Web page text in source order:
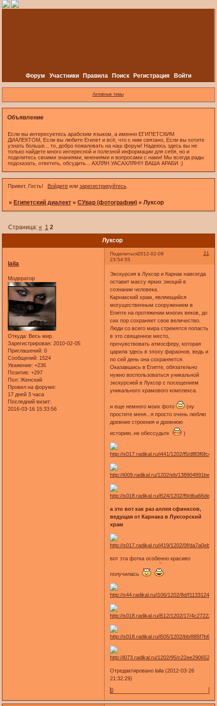
Форум Участники Правила Поиск Регистрация Войти
Активные темы
Объявление
Если вы интересуетесь арабским языком, а именно ЕГИПЕТСКИМ
ДИАЛЕКТОМ, Если вы любите Египет и всё, что с ним связано, Если вы хотите
узнать больше... то, добро пожаловать на наш форум! Надеюсь здесь вы не
только найдете много интересной и полезной информации для себя, но и
поделитесь своими знаниями, мнениями и вопросами с нами! Мы всегда рады
подсказать, ответить, обсудить... АХЛЯН УАСАХЛЯН!!! ВАША АРАБИ :)
Привет, Гость! Войдитеили зарегистрируйтесь.
» Египетский диалект » СУвар (фотографии) » Луксор
Луксор
Страница: « 1 2
Поделиться 21
2012-02-09
23:54:55
laila
Модератор
Откуда: Весь мир.
Зарегистрирован: 2010-02-05
Приглашений: 0
Сообщений: 1524
Уважение: +236
Позитив: +297
Пол: Женский
Провел на форуме:
17 дней 3 часа
Последний визит:
2016-03-16 15:33:56
Экскурсия в Луксор и Карнак навсегда
оставит массу ярких эмоций в
сознании человека.
Карнакский храм, являющийся
могущественным сооружением в
Египте на протяжении многих веков, до
сих пор сохраняет свое величество.
Люди со всего мира стремятся попасть
в это священное место,
прочувствовать атмосферу, которая
царила здесь в эпоху фараонов, ведь и
по сей день она сохраняется.
Оказавшись в Египте, обязательно
нужно воспользоваться уникальной
экскурсией в Луксор с посещением
уникального храмового комплекса.
и еще немного моих фото
(ну
простите меня...я просто очень люблю
древние строения и древнюю
историю..не обессудьте
)
а это вот как раз аллея сфинксов,
ведущая от Карнака в Луксорский
храм
вот эта фотка особенно красиво
получилась
Отредактировано laila (2012-03-26
21:32:29)
0